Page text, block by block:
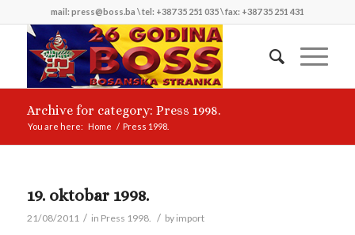
mail: press@boss.ba \ tel: +387 35 251 035 \ fax: +387 35 251 431
Archive for category: Press 1998.
You are here: Home / Press 1998.
19. oktobar 1998.
21/08/2011 / in Press 1998. / by import